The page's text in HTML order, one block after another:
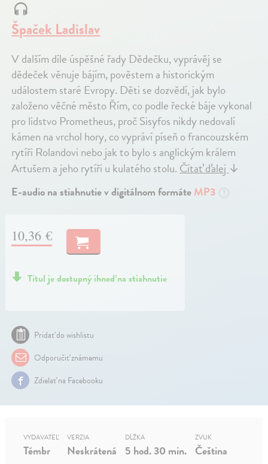
Špaček Ladislav
V dalším díle úspěšné řady Dědečku, vyprávěj se
dědeček věnuje bájím, pověstem a historickým
událostem staré Evropy. Děti se dozvědí, jak bylo
založeno věčné město Řím, co podle řecké báje vykonal
pro lidstvo Prometheus, proč Sisyfos nikdy nedovalí
kámen na vrchol hory, co vypráví píseň o francouzském
rytíři Rolandovi nebo jak to bylo s anglickým králem
Artušem a jeho rytíři u kulatého stolu.Čítať ďalej↓
E-audio na stiahnutie v digitálnom formáteMP3 ?
10,36 €
Titul je dostupný ihneď na stiahnutie
Pridať do wishlistu
Odporučiť známemu
Zdielať na Facebooku
VYDAVATEĽ
Témbr
VERZIA
Neskrátená
DĹŽKA
5 hod. 30 min.
ZVUK
Čeština